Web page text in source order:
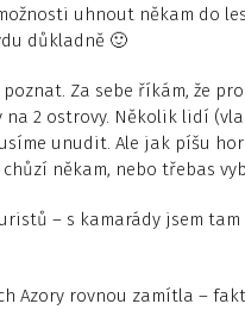
uhnout někam do
důkladně 🙂
Za sebe říkám, že
2 ostrovy. Několik lidí
unudit. Ale jak píšu
někam, nebo třebas
– s kamarády jsem
Azory rovnou zamítla –